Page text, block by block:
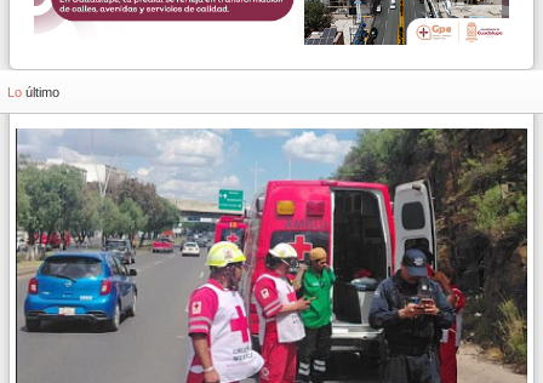
Lo último